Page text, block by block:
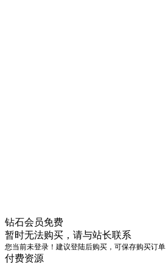
钻石会员免费
暂时无法购买，请与站长联系
您当前未登录！建议登陆后购买，可保存购买订单
付费资源